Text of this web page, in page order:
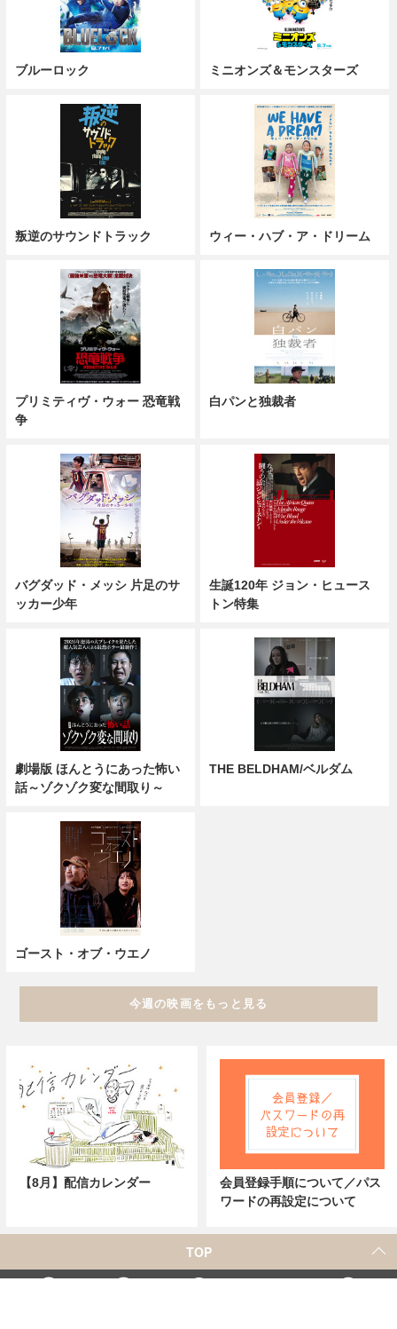
ブルーロック ミニオンズ＆モンスターズ
叛逆のサウンドトラック ウィー・ハブ・ア・ドリーム
プリミティヴ・ウォー 恐竜戦
争
白パンと独裁者
バグダッド・メッシ 片足のサ
ッカー少年
生誕120年 ジョン・ヒュース
トン特集
劇場版 ほんとうにあった怖い
話～ゾクゾク変な間取り～
THE BELDHAM/ベルダム
ゴースト・オブ・ウエノ
今週の映画をもっと見る
【8月】配信カレンダー
会員登録手順について／パス
ワードの再設定について
TOP